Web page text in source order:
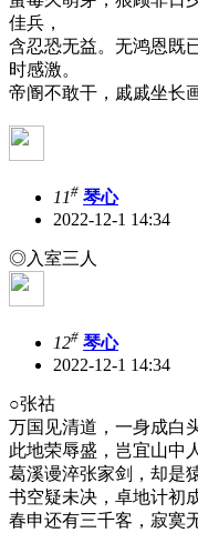
佳兵，
含忍恐无益。无鸿恩既
时感激。
帝阍不敢干，戚戚坐长
11# 琴心
2022-12-1 14:34
◎入室三人
12# 琴心
2022-12-1 14:34
○张祜
万国见清道，一身成白
此地荣辱盛，岂宜山中
葛溪谩淬张家剑，却是
书空疑未决，卓地计初
春申还有三千客，寂寞